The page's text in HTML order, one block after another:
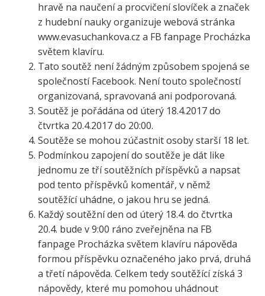
hravě na naučení a procvičení slovíček a značek
z hudební nauky organizuje webová stránka
www.evasuchankova.cz a FB fanpage Procházka
světem klavíru.
Tato soutěž není žádným způsobem spojená se
společností Facebook. Není touto společností
organizovaná, spravovaná ani podporovaná.
Soutěž je pořádána od úterý 18.4.2017 do
čtvrtka 20.4.2017 do 20:00.
Soutěže se mohou zúčastnit osoby starší 18 let.
Podmínkou zapojení do soutěže je dát like
jednomu ze tří soutěžních příspěvků a napsat
pod tento příspěvků komentář, v němž
soutěžící uhádne, o jakou hru se jedná.
Každý soutěžní den od úterý 18.4. do čtvrtka
20.4. bude v 9:00 ráno zveřejněna na FB
fanpage Procházka světem klavíru nápověda
formou příspěvku označeného jako prvá, druhá
a třetí nápověda. Celkem tedy soutěžící získá 3
nápovědy, které mu pomohou uhádnout